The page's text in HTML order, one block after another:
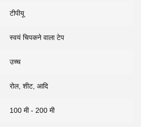
टीपीयू
स्वयं चिपकने वाला टेप
उच्च
रोल, शीट, आदि
100 मी - 200 मी